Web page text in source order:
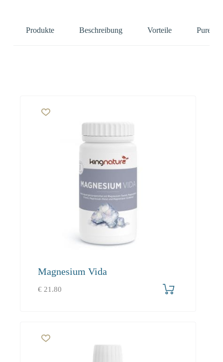
Produkte Beschreibung Vorteile Pure
Magnesium Vida
€ 21.80